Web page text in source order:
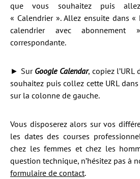
que vous souhaitez puis
« Calendrier ». Allez ensuite dans
calendrier avec
correspondante.
► Sur Google Calendar, copiez
souhaitez puis collez cette URL
sur la colonne de gauche.
Vous disposerez alors sur vos
les dates des courses
chez les femmes et chez les
question technique, n’hésitez pas à
formulaire de contact.